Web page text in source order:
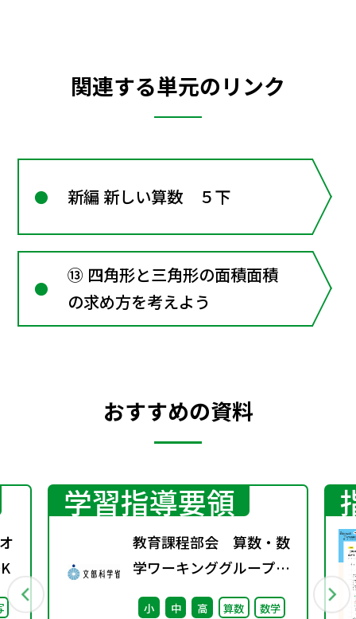
関連する単元のリンク
新編 新しい算数 ５下
⑬ 四角形と三角形の面積面積
の求め方を考えよう
おすすめの資料
学習指導要領
教育課程部会 算数・数
学ワーキンググループ
（第6回） 配付資料
小 中 高 算数 数学